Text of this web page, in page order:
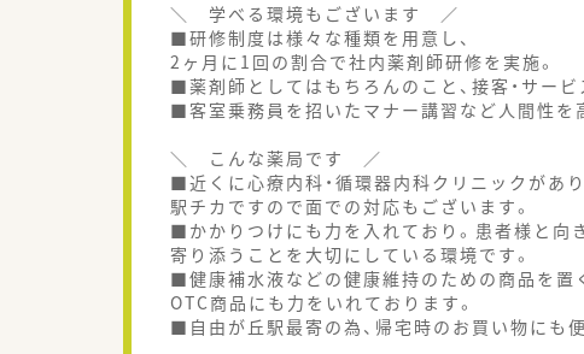
＼ 学べる環境もございます ／
■研修制度は様々な種類を用意し、
2ヶ月に1回の割合で社内薬剤師研修を実施。
■薬剤師としてはもちろんのこと、接客・サー
■客室乗務員を招いたマナー講習など人間性を
＼ こんな薬局です ／
■近くに心療内科・循環器内科クリニックがあり
駅チカですので面での対応もございます。
■かかりつけにも力を入れており。患者様と向
寄り添うことを大切にしている環境です。
■健康補水液などの健康維持のための商品を置
OTC商品にも力をいれております。
■自由が丘駅最寄の為、帰宅時のお買い物にも